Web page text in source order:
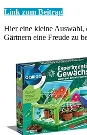
Link zum Beitrag
Hier eine kleine Auswahl,
Gärtnern eine Freude zu